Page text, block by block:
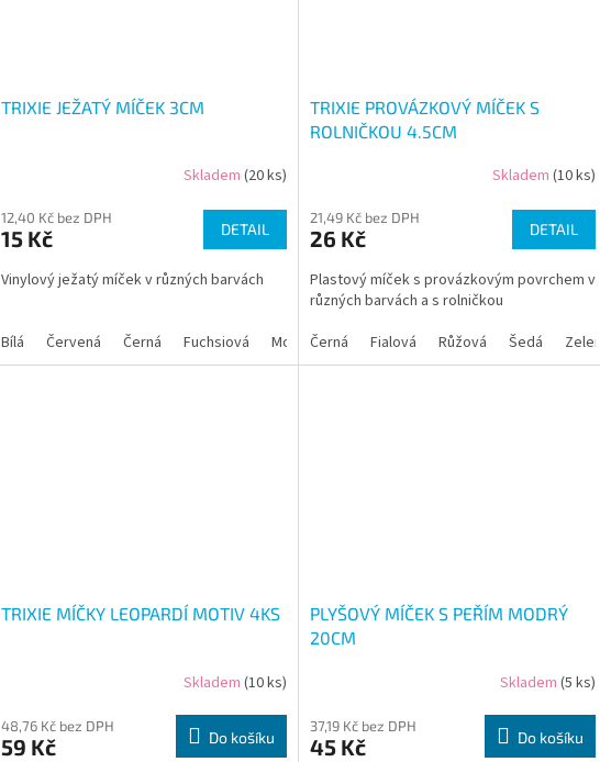
TRIXIE JEŽATÝ MÍČEK 3CM
Skladem (20 ks)
12,40 Kč bez DPH
15 Kč DETAIL
Vinylový ježatý míček v různých barvách
Bílá Červená Černá Fuchsiová Modrá Zelená Žlutá
TRIXIE PROVÁZKOVÝ MÍČEK S
ROLNIČKOU 4.5CM
Skladem (10 ks)
21,49 Kč bez DPH
26 Kč DETAIL
Plastový míček s provázkovým povrchem v
různých barvách a s rolničkou
Černá
Fialová Růžová Šedá Zelená
TRIXIE MÍČKY LEOPARDÍ MOTIV 4KS
Skladem (10 ks)
48,76 Kč bez DPH
59 Kč Do košíku
PLYŠOVÝ MÍČEK S PEŘÍM MODRÝ
20CM
Skladem (5 ks)
37,19 Kč bez DPH
45 Kč Do košíku